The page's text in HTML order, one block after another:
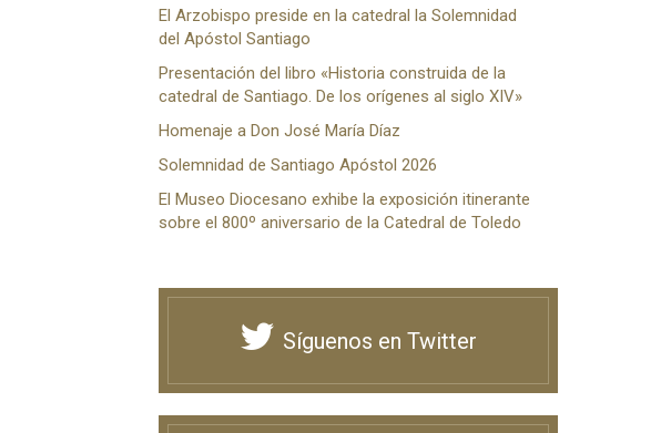
El Arzobispo preside en la catedral la Solemnidad
del Apóstol Santiago
Presentación del libro «Historia construida de la
catedral de Santiago. De los orígenes al siglo XIV»
Homenaje a Don José María Díaz
Solemnidad de Santiago Apóstol 2026
El Museo Diocesano exhibe la exposición itinerante
sobre el 800º aniversario de la Catedral de Toledo
Síguenos en Twitter